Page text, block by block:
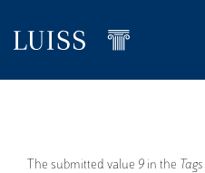
contenuto
The submitted value 9 in the Tags